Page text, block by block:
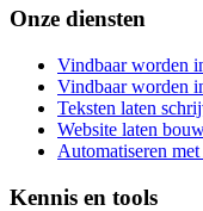
Onze diensten
Vindbaar worden
Vindbaar worden
Teksten laten
Website laten
Automatiseren
Kennis en tools